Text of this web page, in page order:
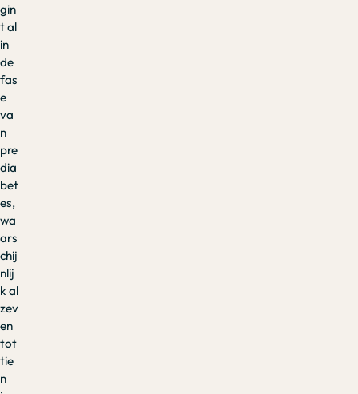
gin
t al
in
de
fas
e
va
n
pre
dia
bet
es,
wa
ars
chij
nlij
k al
zev
en
tot
tie
n